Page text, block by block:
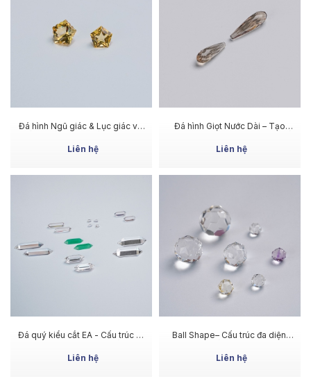
MUA NGAY
Đá hình Ngũ giác & Lục giác với
cắt bên trong
Liên hệ
MUA NGAY
Đá hình Giọt Nước Dài – Tạo
Liên hệ
MUA NGAY
Đá quý kiểu cắt EA - Cấu trúc rõ
Liên hệ
MUA NGAY
Ball Shape– Cấu trúc đa diện,
Liên hệ